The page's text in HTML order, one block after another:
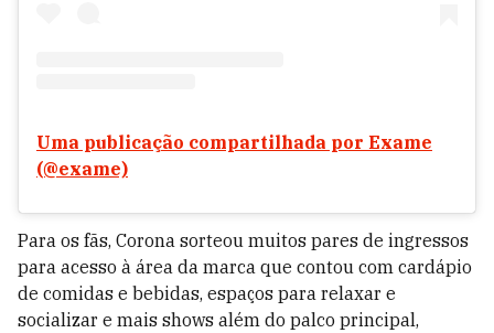
Uma publicação compartilhada por Exame
(@exame)
Para os fãs, Corona sorteou muitos pares de ingressos
para acesso à área da marca que contou com cardápio
de comidas e bebidas, espaços para relaxar e
socializar e mais shows além do palco principal,